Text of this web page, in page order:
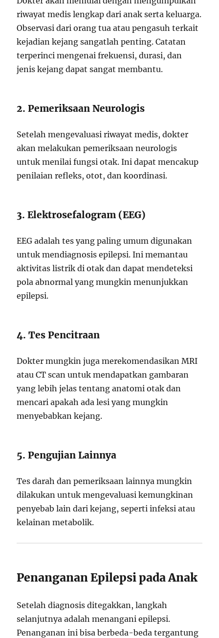
riwayat medis lengkap dari anak serta keluarga.
Observasi dari orang tua atau pengasuh terkait
kejadian kejang sangatlah penting. Catatan
terperinci mengenai frekuensi, durasi, dan
jenis kejang dapat sangat membantu.
2. Pemeriksaan Neurologis
Setelah mengevaluasi riwayat medis, dokter
akan melakukan pemeriksaan neurologis
untuk menilai fungsi otak. Ini dapat mencakup
penilaian refleks, otot, dan koordinasi.
3. Elektrosefalogram (EEG)
EEG adalah tes yang paling umum digunakan
untuk mendiagnosis epilepsi. Ini memantau
aktivitas listrik di otak dan dapat mendeteksi
pola abnormal yang mungkin menunjukkan
epilepsi.
4. Tes Pencitraan
Dokter mungkin juga merekomendasikan MRI
atau CT scan untuk mendapatkan gambaran
yang lebih jelas tentang anatomi otak dan
mencari apakah ada lesi yang mungkin
menyebabkan kejang.
5. Pengujian Lainnya
Tes darah dan pemeriksaan lainnya mungkin
dilakukan untuk mengevaluasi kemungkinan
penyebab lain dari kejang, seperti infeksi atau
kelainan metabolik.
Penanganan Epilepsi pada Anak
Setelah diagnosis ditegakkan, langkah
selanjutnya adalah menangani epilepsi.
Penanganan ini bisa berbeda-beda tergantung